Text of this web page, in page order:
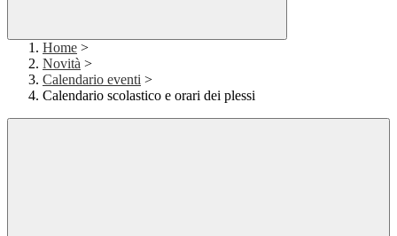
Home >
Novità >
Calendario eventi >
Calendario scolastico e orari dei plessi